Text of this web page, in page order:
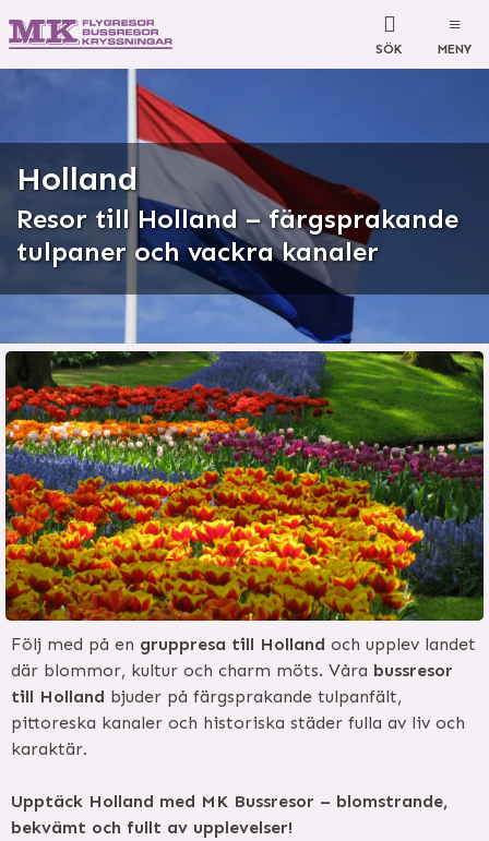
SÖK MENY
Holland
Resor till Holland – färgsprakande
tulpaner och vackra kanaler
Följ med på en gruppresa till Holland och upplev landet
där blommor, kultur och charm möts. Våra bussresor
till Holland bjuder på färgsprakande tulpanfält,
pittoreska kanaler och historiska städer fulla av liv och
karaktär.
Upptäck Holland med MK Bussresor – blomstrande,
bekvämt och fullt av upplevelser!